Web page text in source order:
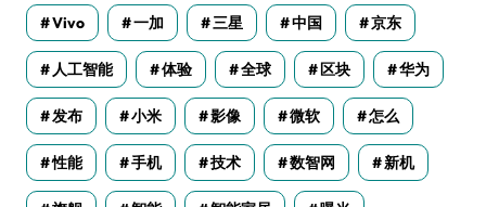
Vivo 一加 三星 中国 京东
人工智能 体验 全球 区块 华为
发布 小米 影像 微软 怎么
性能 手机 技术 数智网 新机